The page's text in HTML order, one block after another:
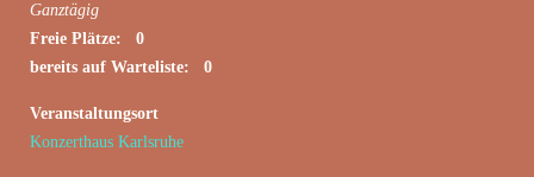
Ganztägig
Freie Plätze: 0
bereits auf Warteliste: 0
Veranstaltungsort
Konzerthaus Karlsruhe